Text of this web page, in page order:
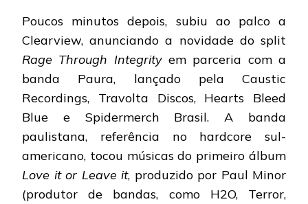
Poucos minutos depois, subiu ao palco a
Clearview, anunciando a novidade do split
Rage Through Integrityem parceria com a
banda Paura, lançado pela Caustic
Recordings, Travolta Discos, Hearts Bleed
Blue e Spidermerch Brasil. A banda
paulistana, referência no hardcore sul-
americano, tocou músicas do primeiro álbum
Love it or Leave it, produzido por Paul Minor
(produtor de bandas, como H2O, Terror,